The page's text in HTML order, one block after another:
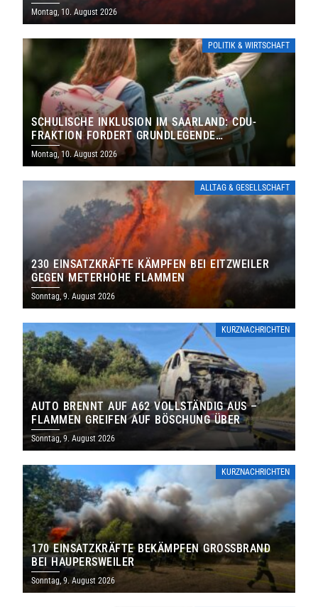
Montag, 10. August 2026
POLITIK & WIRTSCHAFT
SCHULISCHE INKLUSION IM SAARLAND: CDU-
FRAKTION FORDERT GRUNDLEGENDE
NEUAUFSTELLUNG
Montag, 10. August 2026
ALLTAG & GESELLSCHAFT
230 EINSATZKRÄFTE KÄMPFEN BEI EITZWEILER
GEGEN METERHOHE FLAMMEN
Sonntag, 9. August 2026
KURZNACHRICHTEN
AUTO BRENNT AUF A62 VOLLSTÄNDIG AUS –
FLAMMEN GREIFEN AUF BÖSCHUNG ÜBER
Sonntag, 9. August 2026
KURZNACHRICHTEN
170 EINSATZKRÄFTE BEKÄMPFEN GROSSBRAND B
EI HAUPERSWEILER
Sonntag, 9. August 2026